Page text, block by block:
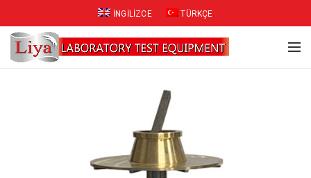
İNGILIZCE TÜRKÇE